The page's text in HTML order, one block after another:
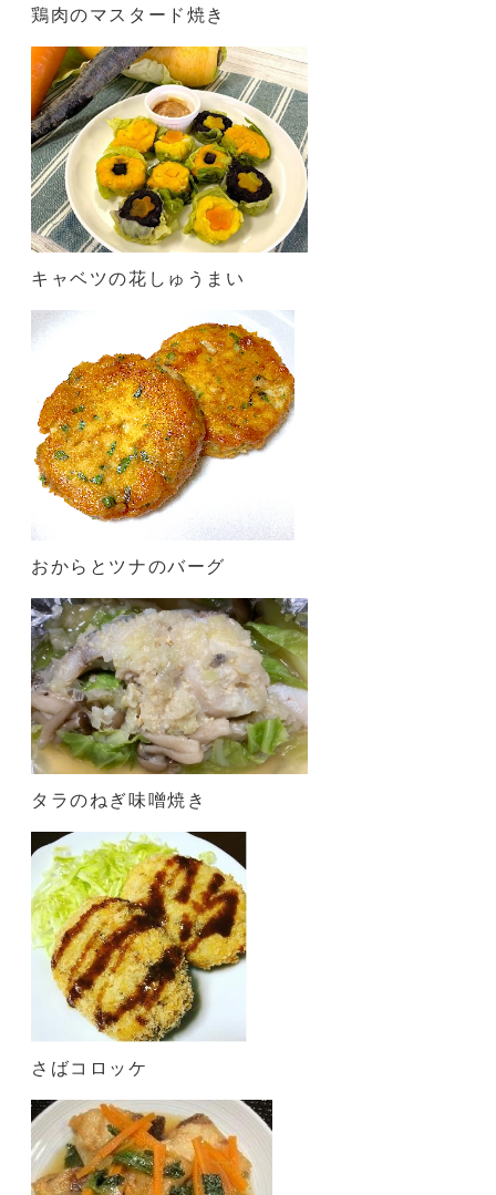
鶏肉のマスタード焼き
キャベツの花しゅうまい
おからとツナのバーグ
タラのねぎ味噌焼き
さばコロッケ